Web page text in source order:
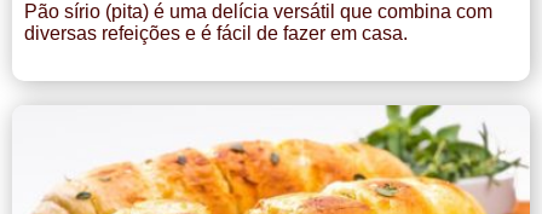
Pão sírio (pita) é uma delícia versátil que combina com
diversas refeições e é fácil de fazer em casa.